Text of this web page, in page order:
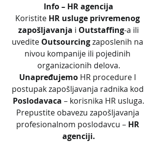
Info – HR agencija
Koristite HR usluge privremenog
zapošljavanja i Outstaffing-a ili
uvedite Outsourcing zaposlenih na
nivou kompanije ili pojedinih
organizacionih delova.
Unapređujemo HR procedure I
postupak zapošljavanja radnika kod
Poslodavaca – korisnika HR usluga.
Prepustite obavezu zapošljavanja
profesionalnom poslodavcu – HR
agenciji.